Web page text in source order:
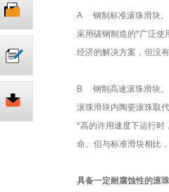
A 钢制标准滚珠滑块。
采用碳钢制造的*广泛使
经济的解决方案，但没
B 钢制高速滚珠滑块。
滚珠滑块内陶瓷滚珠取
*高的许用速度下运行时
命。但与标准滑块相比
具备一定耐腐蚀性的滚